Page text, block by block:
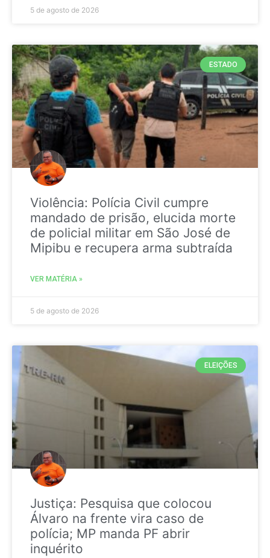
5 de agosto de 2026
ESTADO
Violência: Polícia Civil cumpre
mandado de prisão, elucida morte
de policial militar em São José de
Mipibu e recupera arma subtraída
VER MATÉRIA »
5 de agosto de 2026
ELEIÇÕES
Justiça: Pesquisa que colocou
Álvaro na frente vira caso de
polícia; MP manda PF abrir
inquérito